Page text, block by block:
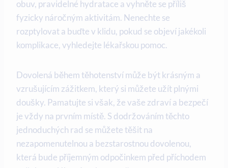
obuv, ​pravidelné hydratace a vyhněte se příliš
fyzicky náročným aktivitám. Nenechte se ​
rozptylovat a buďte v klidu, pokud se objeví⁤ jakékoli
komplikace, vyhledejte lékařskou pomoc.
Dovolená během těhotenství‍ může být krásným a
vzrušujícím zážitkem, který si můžete užít plnými
⁢doušky. ⁣Pamatujte⁢ si však,‌ že vaše zdraví a bezpečí
⁤je vždy na prvním ⁢místě. S dodržováním těchto
jednoduchých rad se můžete těšit na
nezapomenutelnou a bezstarostnou dovolenou,​
která bude příjemným ‌odpočinkem⁤ před příchodem